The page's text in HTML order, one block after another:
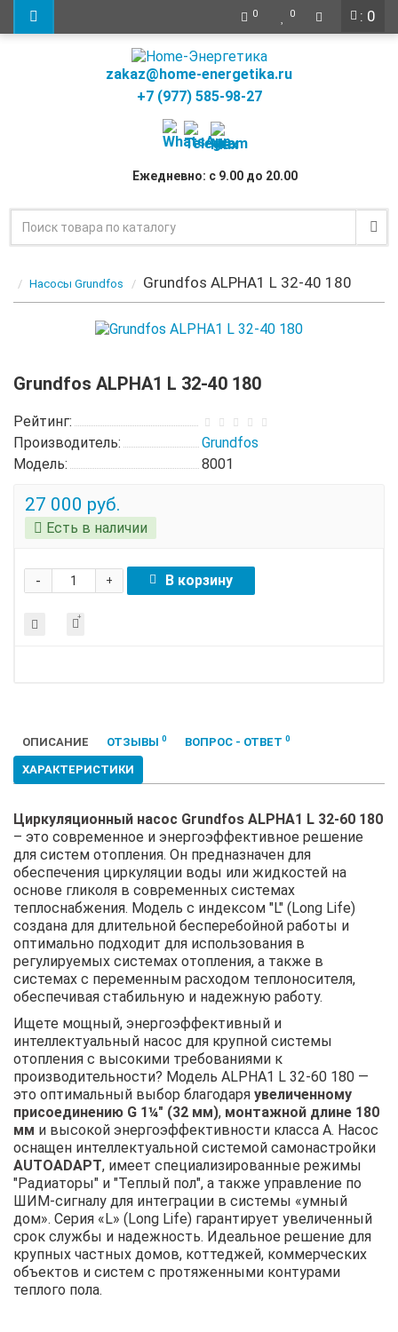
: 0
0 0
zakaz@home-energetika.ru
+7 (977) 585-98-27
Ежедневно: с 9.00 до 20.00
Насосы Grundfos Grundfos ALPHA1 L 32-40 180
Grundfos ALPHA1 L 32-40 180
Рейтинг:
Производитель:
Grundfos
Модель:
8001
27 000 руб.
Есть в наличии
+
- В корзину
ОПИСАНИЕ ОТЗЫВЫ 0 ВОПРОС - ОТВЕТ 0
ХАРАКТЕРИСТИКИ
Циркуляционный насос Grundfos ALPHA1 L 32-60 180
– это современное и энергоэффективное решение
для систем отопления. Он предназначен для
обеспечения циркуляции воды или жидкостей на
основе гликоля в современных системах
теплоснабжения. Модель с индексом "L" (Long Life)
создана для длительной бесперебойной работы и
оптимально подходит для использования в
регулируемых системах отопления, а также в
системах с переменным расходом теплоносителя,
обеспечивая стабильную и надежную работу.
Ищете мощный, энергоэффективный и
интеллектуальный насос для крупной системы
отопления с высокими требованиями к
производительности? Модель ALPHA1 L 32-60 180 —
это оптимальный выбор благодаря увеличенному
присоединению G 1¼" (32 мм), монтажной длине 180
мм и высокой энергоэффективности класса А. Насос
оснащен интеллектуальной системой самонастройки
AUTOADAPT, имеет специализированные режимы
"Радиаторы" и "Теплый пол", а также управление по
ШИМ-сигналу для интеграции в системы «умный
дом». Серия «L» (Long Life) гарантирует увеличенный
срок службы и надежность. Идеальное решение для
крупных частных домов, коттеджей, коммерческих
объектов и систем с протяженными контурами
теплого пола.